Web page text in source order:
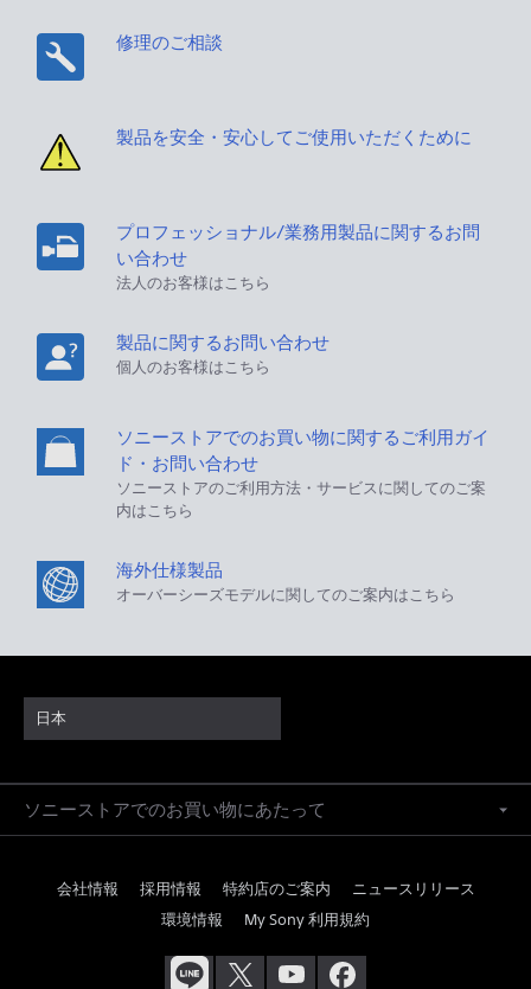
修理のご相談
製品を安全・安心してご使用いただくために
プロフェッショナル/業務用製品に関するお問
い合わせ
法人のお客様はこちら
製品に関するお問い合わせ
個人のお客様はこちら
ソニーストアでのお買い物に関するご利用ガイ
ド・お問い合わせ
ソニーストアのご利用方法・サービスに関してのご案
内はこちら
海外仕様製品
オーバーシーズモデルに関してのご案内はこちら
日本
ソニーストアでのお買い物にあたって
会社情報 採用情報 特約店のご案内
ニュースリリース
環境情報
My Sony 利用規約